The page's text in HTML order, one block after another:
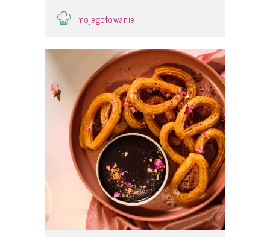
mojegotowanie